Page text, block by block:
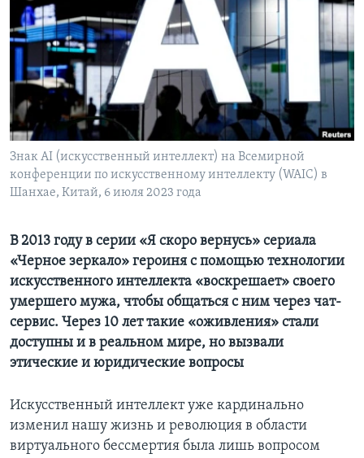
Learning English
СОЦИАЛЬНЫЕ СЕТИ
Языки
Знак AI (искусственный интеллект) на Всемирной
конференции по искусственному интеллекту (WAIC) в
Шанхае, Китай, 6 июля 2023 года
В 2013 году в серии «Я скоро вернусь» сериала
«Черное зеркало» героиня с помощью технологии
искусственного интеллекта «воскрешает» своего
умершего мужа, чтобы общаться с ним через чат-
сервис. Через 10 лет такие «оживления» стали
доступны и в реальном мире, но вызвали
этические и юридические вопроcы
Искусственный интеллект уже кардинально
изменил нашу жизнь и революция в области
виртуального бессмертия была лишь вопросом